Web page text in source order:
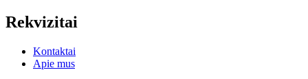
Rekvizitai
Kontaktai
Apie mus